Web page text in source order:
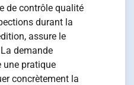
de contrôle qualité
durant la
assure le
demande
une pratique
concrètement la